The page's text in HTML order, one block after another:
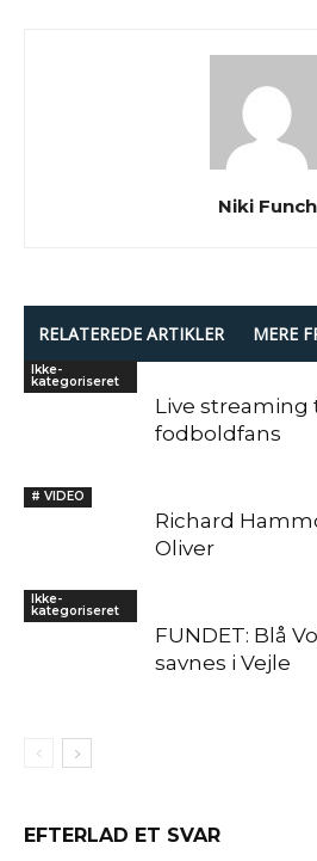
Niki Funch
RELATEREDE ARTIKLER MERE
Ikke-
kategoriseret
Live
fodboldfans
# VIDEO
Richard
Oliver
Ikke-
kategoriseret
FUNDET: Blå
savnes i Vejle
EFTERLAD ET SVAR